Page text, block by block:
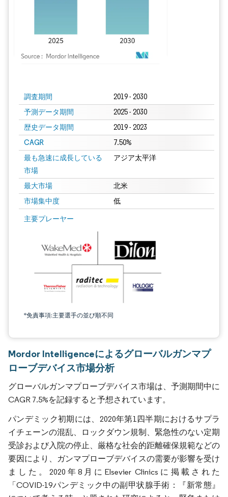
調査期間 2019 - 2030
予測データ期間 2025 - 2030
歴史データ期間 2019 - 2023
CAGR 7.50%
最も急速に成長している
市場
アジア太平洋
最大市場 北米
市場集中度 低
主要プレーヤー
*免責事項:主要選手の並び順不同
Mordor Intelligenceによるグローバルガンマプ
ローブデバイス市場分析
グローバルガンマプローブデバイス市場は、予測期間中に
CAGR 7.5%を記録すると予想されています。
パンデミック初期には、2020年第1四半期におけるサプラ
イチェーンの混乱、ロックダウン規制、緊急性のない定期
受診および入院の停止、厳格な社会的距離確保規範などの
要因により、ガンマプローブデバイスの需要が影響を受け
ました。2020年8月にElsevier Clinicsに掲載された
「COVID-19パンデミック中の副甲状腺手術：『新常態』